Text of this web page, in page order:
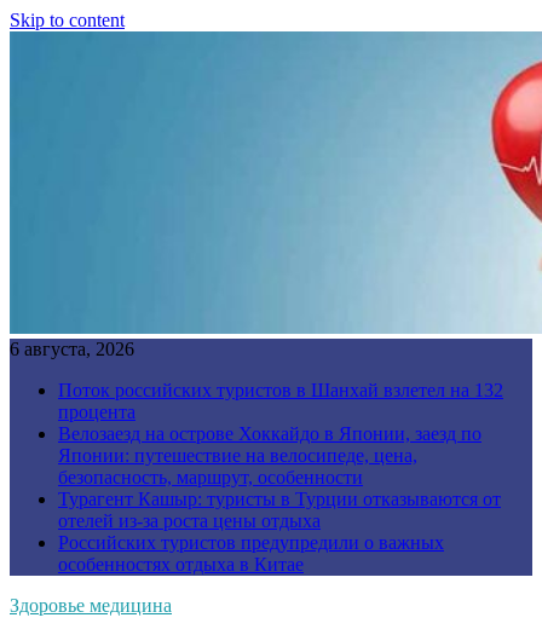
Skip to content
6 августа, 2026
Поток российских туристов в Шанхай взлетел на 132
процента
Велозаезд на острове Хоккайдо в Японии, заезд по
Японии: путешествие на велосипеде, цена,
безопасность, маршрут, особенности
Турагент Кашыр: туристы в Турции отказываются от
отелей из-за роста цены отдыха
Российских туристов предупредили о важных
особенностях отдыха в Китае
Здоровье медицина